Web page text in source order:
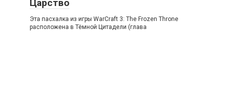
Царство
Эта пасхалка из игры WarCraft 3: The Frozen Throne
расположена в Тёмной Цитадели (глава